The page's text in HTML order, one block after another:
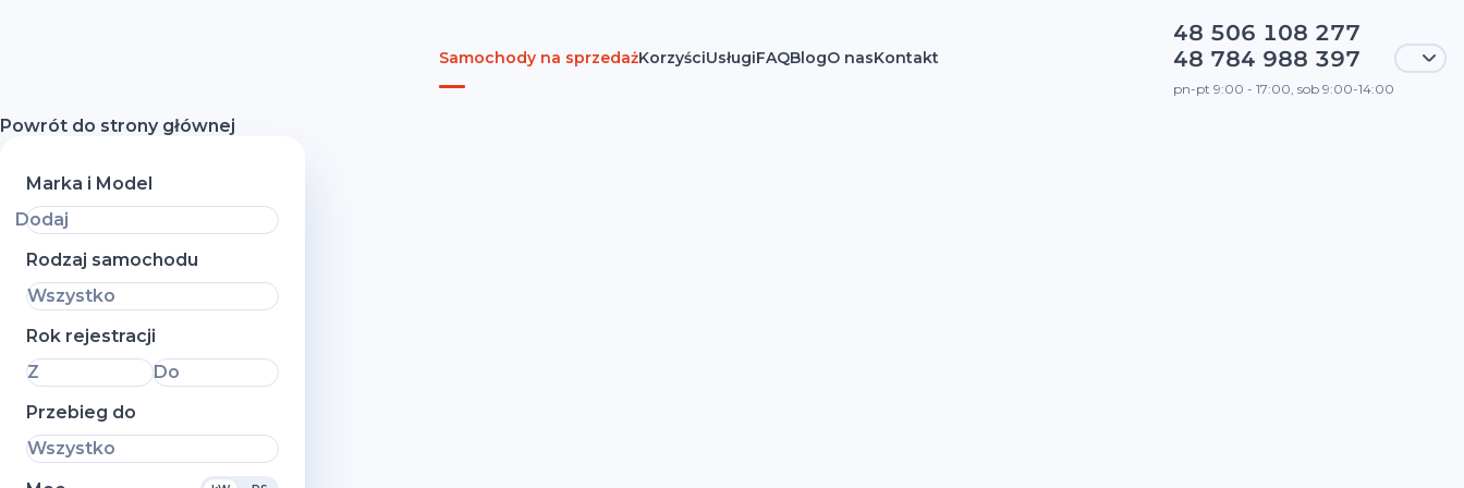
Samochody na sprzedażKorzyściUsługiFAQBlogO nasKontakt
48 506 108 277
48 784 988 397
pn-pt 9:00 - 17:00, sob 9:00-14:00
Powrót do strony głównej
Marka i Model
Dodaj
Rodzaj samochodu
Wszystko
Rok rejestracji
Z
Do
Przebieg do
Wszystko